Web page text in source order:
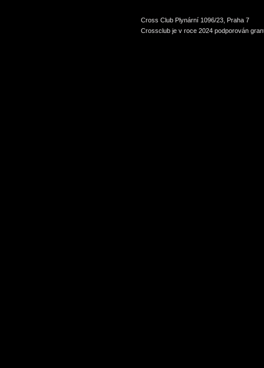
Cross Club Plynární 1096/23, Praha 7
Crossclub je v roce 2024 podporován